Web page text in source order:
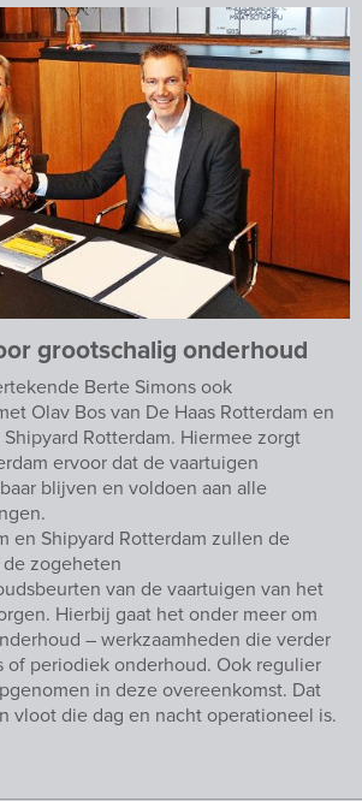
grootschalig onderhoud
Berte Simons ook
Olav Bos van De Haas Rotterdam en
Rotterdam. Hiermee zorgt
ervoor dat de vaartuigen
blijven en voldoen aan alle
en Shipyard Rotterdam zullen de
zogeheten
van de vaartuigen van het
Hierbij gaat het onder meer om
– werkzaamheden die verder
of periodiek onderhoud. Ook regulier
in deze overeenkomst. Dat
vloot die dag en nacht operationeel is.